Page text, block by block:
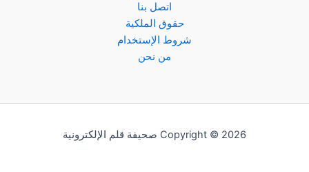
اتصل بنا
حقوق الملكية
شروط الإستخدام
من نحن
Copyright © 2026 صحيفة قلم الإلكترونية